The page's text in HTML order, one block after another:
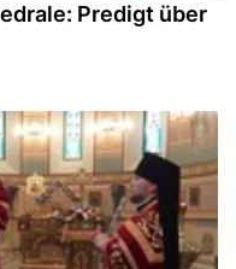
Predigt über